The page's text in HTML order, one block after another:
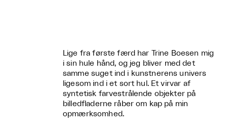
Lige fra første færd har Trine Boesen mig
i sin hule hånd, og jeg bliver med det
samme suget ind i kunstnerens univers
ligesom ind i et sort hul. Et virvar af
syntetisk farvestrålende objekter på
billedfladerne råber om kap på min
opmærksomhed.